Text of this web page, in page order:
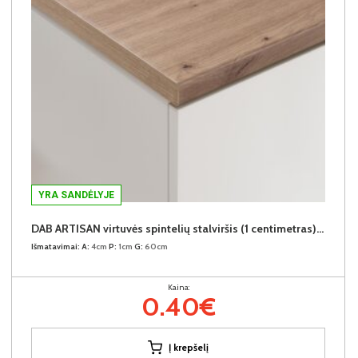
YRA SANDĖLYJE
DAB ARTISAN virtuvės spintelių stalviršis (1 centimetras) (Įvykdymo terminas iki 10d.d.)
Išmatavimai: A: 4cm P: 1cm G: 60cm
Kaina:
0.40€
Į krepšelį